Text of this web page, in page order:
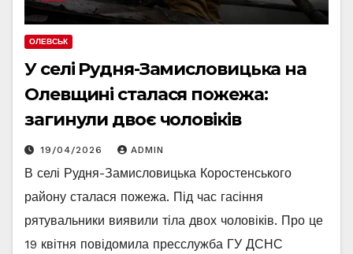
ОЛЕВСЬК
У селі Рудня-Замисловицька на
Олевщині сталася пожежа:
загинули двоє чоловіків
19/04/2026 ADMIN
В селі Рудня-Замисловицька Коростенського
району сталася пожежа. Під час гасіння
рятувальники виявили тіла двох чоловіків. Про це
19 квітня повідомила пресслужба ГУ ДСНС